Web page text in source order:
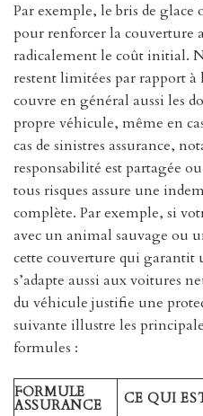
Par exemple, le bris de
pour renforcer la couverture
radicalement le coût initial.
restent limitées par rapport
couvre en général aussi les
propre véhicule, même en
cas de sinistres assurance,
responsabilité est partagée
tous risques assure une
complète. Par exemple, si
avec un animal sauvage ou
cette couverture qui garantit
s’adapte aussi aux voitures
du véhicule justifie une
suivante illustre les
formules :
FORMULE
ASSURANCE CE QUI